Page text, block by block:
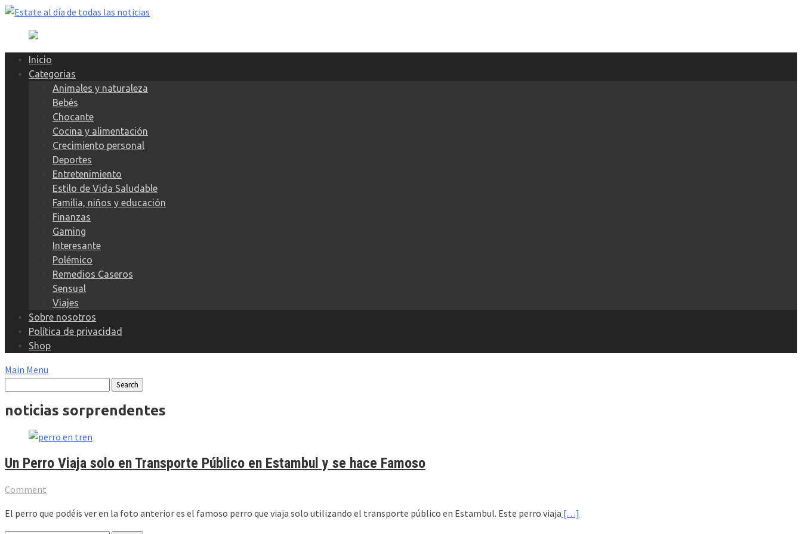
Skip
content
Inicio
Categorias
Animales y naturaleza
Bebés
Chocante
Cocina y alimentación
Crecimiento personal
Deportes
Entretenimiento
Estilo de Vida Saludable
Familia, niños y educación
Finanzas
Gaming
Interesante
Polémico
Remedios Caseros
Sensual
Viajes
Sobre nosotros
Política de privacidad
Shop
Main Menu
noticias sorprendentes
Un Perro Viaja solo en Transporte Público en Estambul y se hace Famoso
Comment
El perro que podéis ver en la foto anterior es el famoso perro que viaja solo utilizando el transporte público en Estambul. Este perro viaja […]